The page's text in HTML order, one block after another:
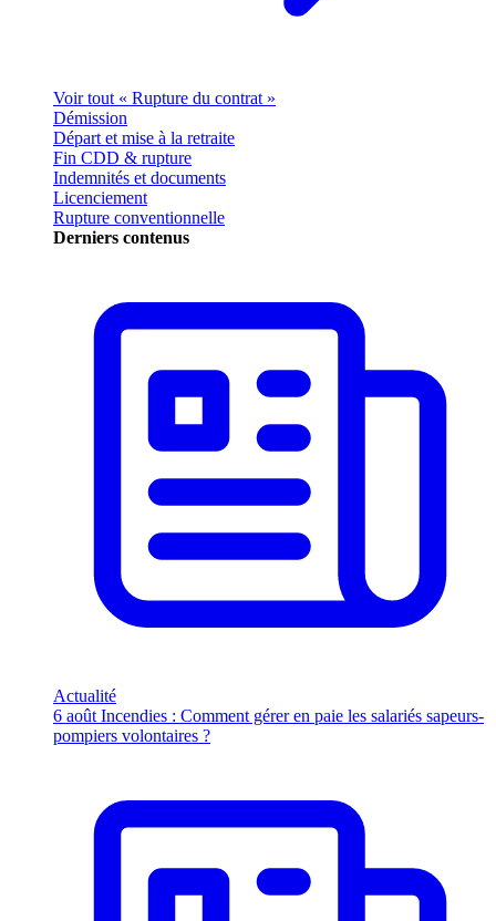
Voir tout « Rupture du contrat »
Démission
Départ et mise à la retraite
Fin CDD & rupture
Indemnités et documents
Licenciement
Rupture conventionnelle
Derniers contenus
Actualité
6 août Incendies : Comment gérer en paie les salariés sapeurs-
pompiers volontaires ?